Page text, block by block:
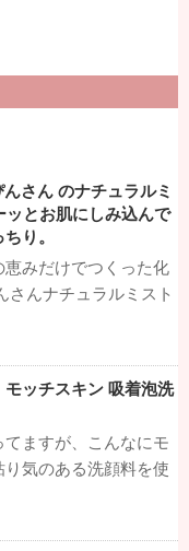
さん のナチュラルミ
とお肌にしみ込んで
り。
みだけでつくった化
さんナチュラルミスト
ッチスキン 吸着泡洗
ますが、こんなにモ
気のある洗顔料を使